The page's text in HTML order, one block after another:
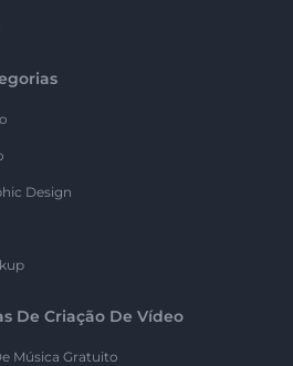
Design
De Criação De Vídeo
Música Gratuito